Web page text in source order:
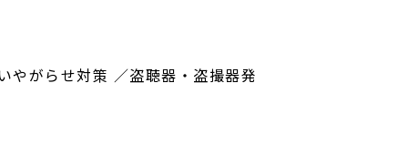
やがらせ対策 ／盗聴器・盗撮器発